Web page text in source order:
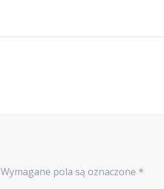
Wymagane pola są oznaczone *